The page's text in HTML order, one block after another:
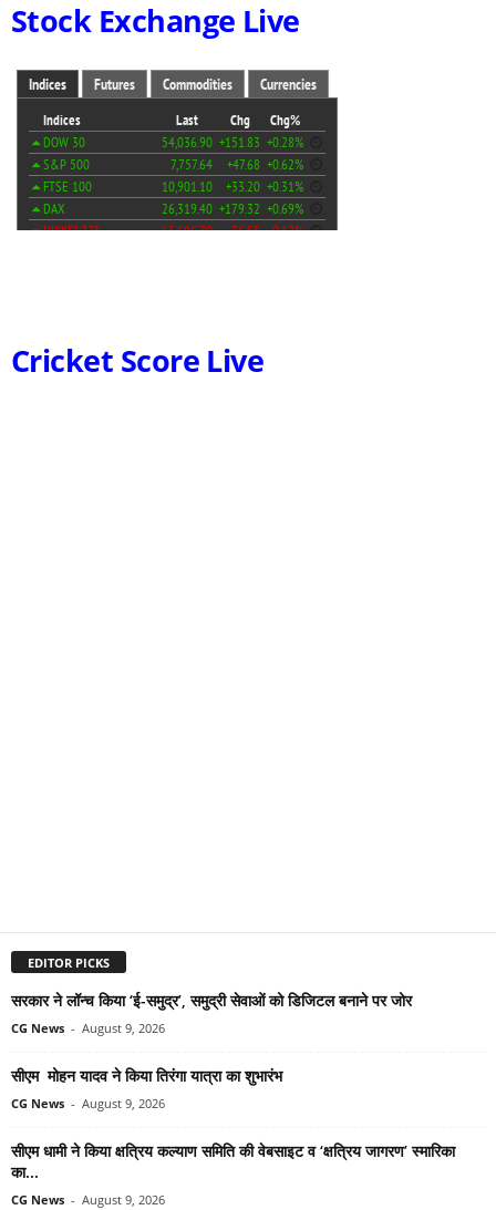
Stock Exchange Live
Cricket Score Live
EDITOR PICKS
सरकार ने लॉन्च किया ‘ई-समुद्र’, समुद्री सेवाओं को डिजिटल बनाने पर जोर
CG News - August 9, 2026
सीएम मोहन यादव ने किया तिरंगा यात्रा का शुभारंभ
CG News - August 9, 2026
सीएम धामी ने किया क्षत्रिय कल्याण समिति की वेबसाइट व ‘क्षत्रिय जागरण’ स्मारिका
का...
CG News - August 9, 2026